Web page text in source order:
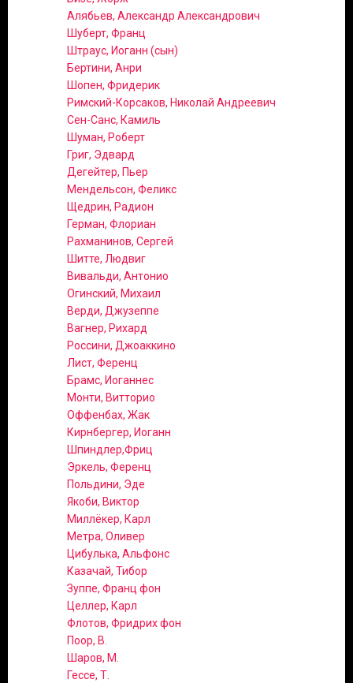
Алябьев, Александр Александрович
Шуберт, Франц
Штраус, Иоганн (сын)
Бертини, Анри
Шопен, Фридерик
Римский-Корсаков, Николай Андреевич
Сен-Санс, Камиль
Шуман, Роберт
Григ, Эдвард
Дегейтер, Пьер
Мендельсон, Феликс
Щедрин, Радион
Герман, Флориан
Рахманинов, Сергей
Шитте, Людвиг
Вивальди, Антонио
Огинский, Михаил
Верди, Джузеппе
Вагнер, Рихард
Россини, Джоаккино
Лист, Ференц
Брамс, Иоганнес
Монти, Витторио
Оффенбах, Жак
Кирнбергер, Иоганн
Шпиндлер,Фриц
Эркель, Ференц
Польдини, Эде
Якоби, Виктор
Миллёкер, Карл
Метра, Оливер
Цибулька, Альфонс
Казачай, Тибор
Зуппе, Франц фон
Целлер, Карл
Флотов, Фридрих фон
Поор, В.
Шаров, М.
Гессе, Т.